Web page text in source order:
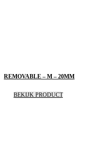
REMOVABLE – M – 20MM
BEKIJK PRODUCT